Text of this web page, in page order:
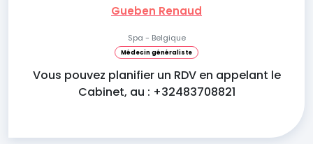
Gueben Renaud
Spa - Belgique
Médecin généraliste
Vous pouvez planifier un RDV en appelant le
Cabinet, au : +32483708821